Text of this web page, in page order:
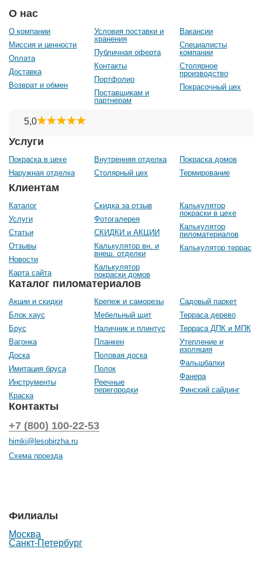
О нас
О компании
Миссия и ценности
Оплата
Доставка
Возврат и обмен
Условия поставки и
хранения
Публичная оферта
Контакты
Портфолио
Поставщикам и
партнерам
Вакансии
Специалисты
компании
Столярное
производство
Покрасочный цех
Каталог пиломатериалов
Акции и скидки
Блок хаус
Брус
Вагонка
Доска
Имитация бруса
Инструменты
Краска
Крепеж и саморезы
Мебельный щит
Наличник и плинтус
Планкен
Половая доска
Полок
Реечные
перегородки
Садовый паркет
Терраса дерево
Терраса ДПК и МПК
Утепление и
изоляция
Фальшбалки
Фанера
Финский сайдинг
Услуги
Покраска в цехе
Наружная отделка
Внутренняя отделка
Столярный цех
Покраска домов
Термирование
Клиентам
Каталог
Услуги
Статьи
Отзывы
Новости
Карта сайта
Скидка за отзыв
Фотогалерея
СКИДКИ и АКЦИИ
Калькулятор вн. и
внеш. отделки
Калькулятор
покраски домов
Калькулятор
покраски в цехе
Калькулятор
пиломатериалов
Калькулятор террас
Контакты
+7 (800) 100-22-53
himki@lesobirzha.ru
Схема проезда
Филиалы
Москва
Санкт-Петербург